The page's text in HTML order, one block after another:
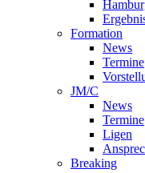
Formation
News
Termine
JM/C
News
Termine
Ligen
Breaking